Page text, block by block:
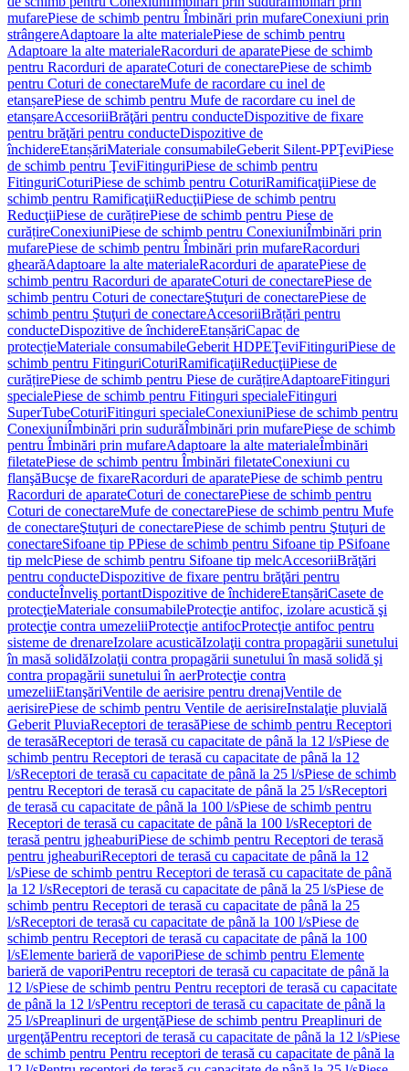
mufarePiese de schimb pentru Îmbinări prin mufareConexiuni prin
strângereAdaptoare la alte materialePiese de schimb pentru
Adaptoare la alte materialeRacorduri de aparatePiese de schimb
pentru Racorduri de aparateCoturi de conectarePiese de schimb
pentru Coturi de conectareMufe de racordare cu inel de
etanșarePiese de schimb pentru Mufe de racordare cu inel de
etanșareAccesoriiBrăţări pentru conducteDispozitive de fixare
pentru brăţări pentru conducteDispozitive de
închidereEtanșăriMateriale consumabileGeberit Silent-PPŢeviPiese
de schimb pentru ŢeviFitinguriPiese de schimb pentru
FitinguriCoturiPiese de schimb pentru CoturiRamificaţiiPiese de
schimb pentru RamificaţiiReducţiiPiese de schimb pentru
ReducţiiPiese de curățirePiese de schimb pentru Piese de
curățireConexiuniPiese de schimb pentru ConexiuniÎmbinări prin
mufarePiese de schimb pentru Îmbinări prin mufareRacorduri
ghearăAdaptoare la alte materialeRacorduri de aparatePiese de
schimb pentru Racorduri de aparateCoturi de conectarePiese de
schimb pentru Coturi de conectareŞtuţuri de conectarePiese de
schimb pentru Ştuţuri de conectareAccesoriiBrățări pentru
conducteDispozitive de închidereEtanșăriCapac de
protecțieMateriale consumabileGeberit HDPEŢeviFitinguriPiese de
schimb pentru FitinguriCoturiRamificaţiiReducţiiPiese de
curățirePiese de schimb pentru Piese de curățireAdaptoareFitinguri
specialePiese de schimb pentru Fitinguri specialeFitinguri
SuperTubeCoturiFitinguri specialeConexiuniPiese de schimb pentru
ConexiuniÎmbinări prin sudurăÎmbinări prin mufarePiese de schimb
pentru Îmbinări prin mufareAdaptoare la alte materialeÎmbinări
filetatePiese de schimb pentru Îmbinări filetateConexiuni cu
flanşăBucşe de fixareRacorduri de aparatePiese de schimb pentru
Racorduri de aparateCoturi de conectarePiese de schimb pentru
Coturi de conectareMufe de conectarePiese de schimb pentru Mufe
de conectareŞtuţuri de conectarePiese de schimb pentru Ştuţuri de
conectareSifoane tip PPiese de schimb pentru Sifoane tip PSifoane
tip melcPiese de schimb pentru Sifoane tip melcAccesoriiBrăţări
pentru conducteDispozitive de fixare pentru brăţări pentru
conducteÎnveliş portantDispozitive de închidereEtanșăriCasete de
protecţieMateriale consumabileProtecţie antifoc, izolare acustică şi
protecţie contra umezeliiProtecţie antifocProtecţie antifoc pentru
sisteme de drenareIzolare acusticăIzolaţii contra propagării sunetului
în masă solidăIzolaţii contra propagării sunetului în masă solidă şi
contra propagării sunetului în aerProtecţie contra
umezeliiEtanşăriVentile de aerisire pentru drenajVentile de
aerisirePiese de schimb pentru Ventile de aerisireInstalaţie pluvială
Geberit PluviaReceptori de terasăPiese de schimb pentru Receptori
de terasăReceptori de terasă cu capacitate de până la 12 l/sPiese de
schimb pentru Receptori de terasă cu capacitate de până la 12
l/sReceptori de terasă cu capacitate de până la 25 l/sPiese de schimb
pentru Receptori de terasă cu capacitate de până la 25 l/sReceptori
de terasă cu capacitate de până la 100 l/sPiese de schimb pentru
Receptori de terasă cu capacitate de până la 100 l/sReceptori de
terasă pentru jgheaburiPiese de schimb pentru Receptori de terasă
pentru jgheaburiReceptori de terasă cu capacitate de până la 12
l/sPiese de schimb pentru Receptori de terasă cu capacitate de până
la 12 l/sReceptori de terasă cu capacitate de până la 25 l/sPiese de
schimb pentru Receptori de terasă cu capacitate de până la 25
l/sReceptori de terasă cu capacitate de până la 100 l/sPiese de
schimb pentru Receptori de terasă cu capacitate de până la 100
l/sElemente barieră de vaporiPiese de schimb pentru Elemente
barieră de vaporiPentru receptori de terasă cu capacitate de până la
12 l/sPiese de schimb pentru Pentru receptori de terasă cu capacitate
de până la 12 l/sPentru receptori de terasă cu capacitate de până la
25 l/sPreaplinuri de urgenţăPiese de schimb pentru Preaplinuri de
urgenţăPentru receptori de terasă cu capacitate de până la 12 l/sPiese
de schimb pentru Pentru receptori de terasă cu capacitate de până la